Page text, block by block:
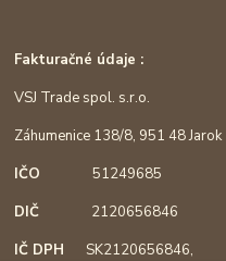
Fakturačné údaje :
VSJ Trade spol. s.r.o.
Záhumenice 138/8, 951 48 Jarok
IČO51249685
DIČ 2120656846
IČ DPHSK2120656846,